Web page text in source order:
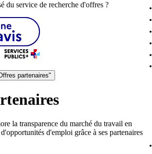
du service de recherche d'offres ?
partenaires"
la transparence du marché du travail en
d'emploi grâce à ses partenaires